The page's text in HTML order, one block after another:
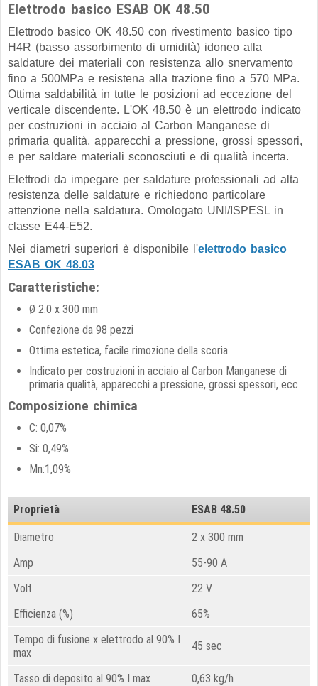
Elettrodo basico ESAB OK 48.50
Elettrodo basico OK 48.50 con rivestimento basico tipo
H4R (basso assorbimento di umidità) idoneo alla
saldature dei materiali con resistenza allo snervamento
fino a 500MPa e resistena alla trazione fino a 570 MPa.
Ottima saldabilità in tutte le posizioni ad eccezione del
verticale discendente. L'OK 48.50 è un elettrodo indicato
per costruzioni in acciaio al Carbon Manganese di
primaria qualità, apparecchi a pressione, grossi spessori,
e per saldare materiali sconosciuti e di qualità incerta.
Elettrodi da impegare per saldature professionali ad alta
resistenza delle saldature e richiedono particolare
attenzione nella saldatura. Omologato UNI/ISPESL in
classe E44-E52.
Nei diametri superiori è disponibile l'elettrodo basico
ESAB OK 48.03
Caratteristiche:
Ø 2.0 x 300 mm
Confezione da 98 pezzi
Ottima estetica, facile rimozione della scoria
Indicato per costruzioni in acciaio al Carbon Manganese di
primaria qualità, apparecchi a pressione, grossi spessori, ecc
Composizione chimica
C: 0,07%
Si: 0,49%
Mn:1,09%
Proprietà ESAB 48.50
Diametro
2 x 300 mm
Amp
55-90 A
Volt
22 V
Efficienza (%)
65%
Tempo di fusione x elettrodo al 90% I
max
45 sec
Tasso di deposito al 90% I max
0,63 kg/h